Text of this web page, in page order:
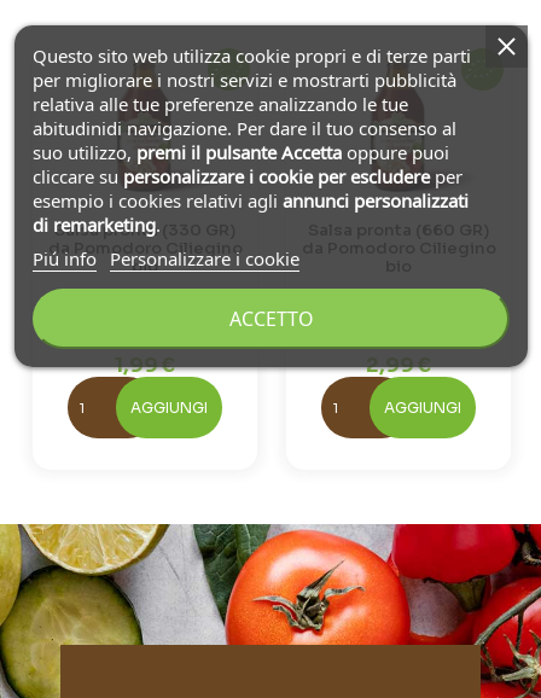
Salsa pronta (330 GR)
da Pomodoro Ciliegino
bio
1,99 €
AGGIUNGI
2,99 €
AGGIUNGI
Questo sito web utilizza cookie propri e di terze parti
per migliorare i nostri servizi e mostrarti pubblicità
relativa alle tue preferenze analizzando le tue
abitudinidi navigazione. Per dare il tuo consenso al
suo utilizzo, premi il pulsante Accettaoppure puoi
cliccare su personalizzare i cookie per escludereper
esempio i cookies relativi agli annunci personalizzati
di remarketing.
Piú info
Personalizzare i cookie
ACCETTO